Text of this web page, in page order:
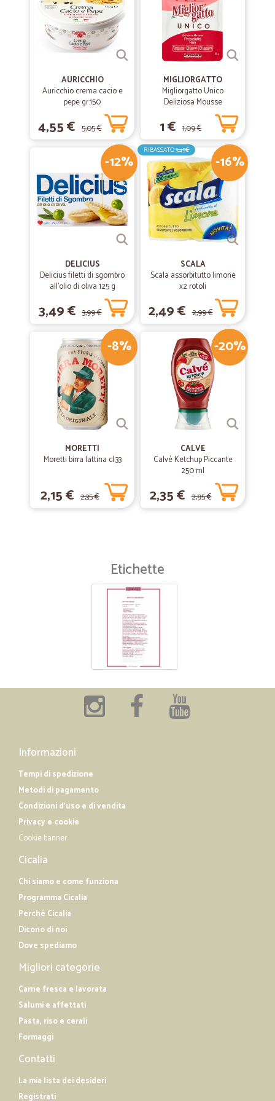
AURICCHIO
Auricchio crema cacio e
pepe gr.150
4,55 € 5,05 €
MIGLIORGATTO
Migliorgatto Unico
Deliziosa Mousse
Prosciutto 85 gr.
1 € 1,09 €
-12%
DELICIUS
Delicius filetti di sgombro
all'olio di oliva 125 g
3,49 € 3,99 €
-16%
RIBASSATO3,45€
SCALA
Scala assorbitutto limone
x2 rotoli
2,49 € 2,99 €
-8%
MORETTI
Moretti birra lattina cl.33
2,15 € 2,35 €
-20%
CALVE
Calvè Ketchup Piccante
250 ml
2,35 € 2,95 €
Etichette
Informazioni
Tempi di spedizione
Metodi di pagamento
Condizioni d'uso e di vendita
Privacy e cookie
Cookie banner
Cicalia
Chi siamo e come funziona
Programma Cicalia
Perché Cicalia
Dicono di noi
Dove spediamo
Migliori categorie
Carne fresca e lavorata
Salumi e affettati
Pasta, riso e cerali
Formaggi
Contatti
La mia lista dei desideri
Registrati